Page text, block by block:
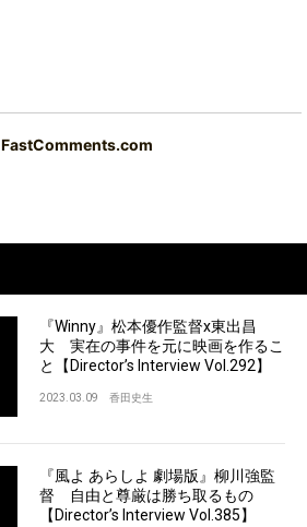
FastComments.com
『Winny』松本優作監督x東出昌
大 実在の事件を元に映画を作るこ
と【Director’s Interview Vol.292】
2023.03.09 香田史生
『風よ あらしよ 劇場版』柳川強監
督 自由と尊厳は勝ち取るもの
【Director’s Interview Vol.385】